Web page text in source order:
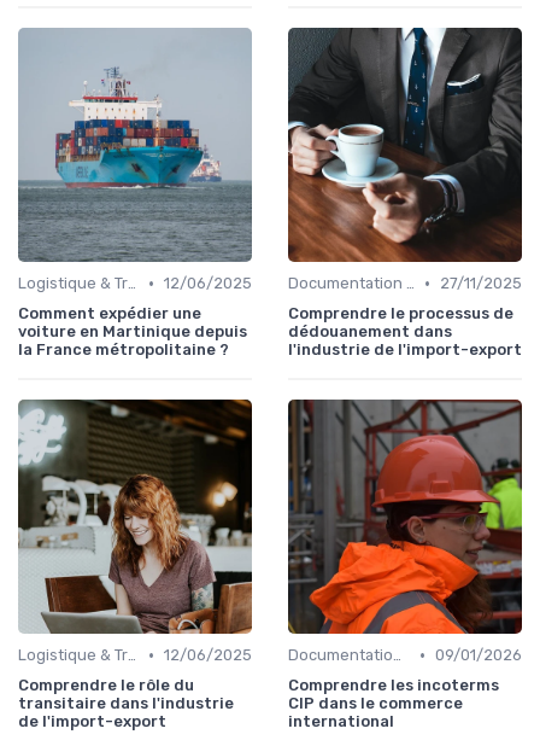
Logistique & Transport • 12/06/2025
Comment expédier une
voiture en Martinique depuis
la France métropolitaine ?
Documentation & Conformité •
27/11/2025
Comprendre le processus de
dédouanement dans
l'industrie de l'import-export
Logistique & Transport • 12/06/2025
Comprendre le rôle du
transitaire dans l'industrie
de l'import-export
Documentation & Conformité • 09/01/2026
Comprendre les incoterms
CIP dans le commerce
international